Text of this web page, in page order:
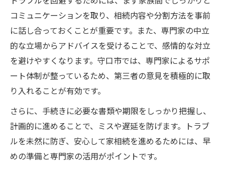
コミュニケーションを取り、相続内容や分割方法を事前
に話し合っておくことが重要です。また、専門家の中立
的な立場からアドバイスを受けることで、感情的な対立
を避けやすくなります。守口市では、専門家によるサポ
ート体制が整っているため、第三者の意見を積極的に取
り入れることが有効です。
さらに、手続きに必要な書類や期限をしっかり把握し、
計画的に進めることで、ミスや遅延を防げます。トラブ
ルを未然に防ぎ、安心して家相続を進めるためには、早
めの準備と専門家の活用がポイントです。